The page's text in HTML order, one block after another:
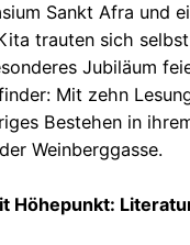
Sankt Afra und
trauten sich
Jubiläum
Mit zehn
Bestehen in
Weinberggasse.
Höhepunkt: